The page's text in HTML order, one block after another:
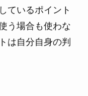
ているポイント
う場合も使わな
は自分自身の判